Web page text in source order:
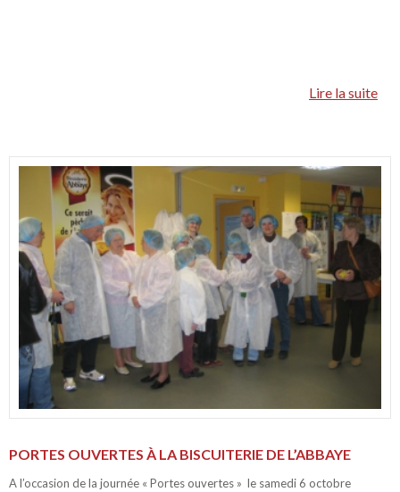
Lire la suite
PORTES OUVERTES À LA BISCUITERIE DE L’ABBAYE
A l’occasion de la journée « Portes ouvertes » le samedi 6 octobre